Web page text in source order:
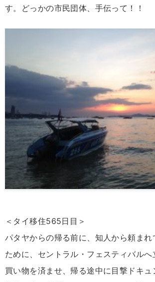
す。どっかの市民団体、手伝って！！
＜タイ移住565日目＞
パタヤからの帰る前に、知人から頼まれ
ために、セントラル・フェスティバルへ
買い物を済ませ、帰る途中に目撃ドキュ